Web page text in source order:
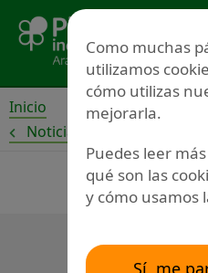
contenido
Inicio
Noticias
Como muchas
utilizamos
cómo utilizas
mejorarla.
Puedes leer
qué son las
y cómo usamos
Sí, me